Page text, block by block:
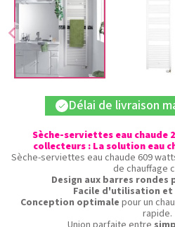
chevron_left
check Délai de livraison
Sèche-serviettes eau chaude
collecteurs : La solution eau
Sèche-serviettes eau chaude 609
de chauffage
Design aux barres rondes
Facile d'utilisation
Conception optimale pour un
rapide.